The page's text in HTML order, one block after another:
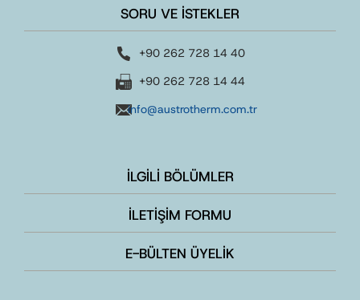
SORU VE İSTEKLER
+90 262 728 14 40
+90 262 728 14 44
info@austrotherm.com.tr
İLGİLİ BÖLÜMLER
İLETİŞİM FORMU
E-BÜLTEN ÜYELİK